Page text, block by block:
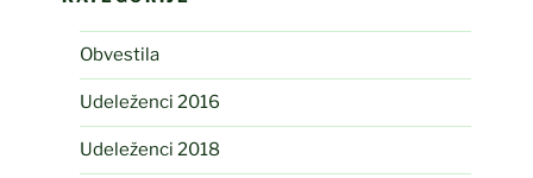
Obvestila
Udeleženci 2016
Udeleženci 2018